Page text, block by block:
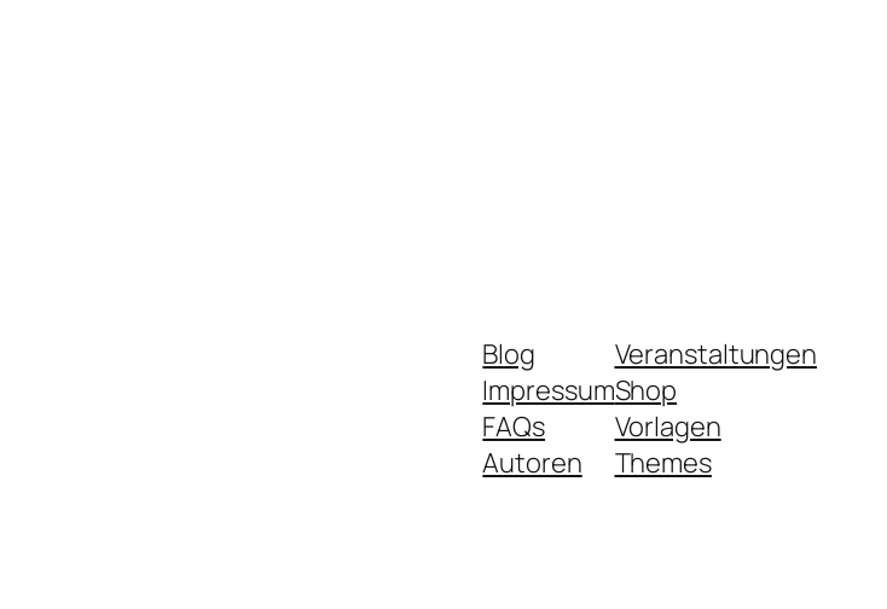
Blog
Impressum
FAQs
Autoren
Veranstaltungen
Shop
Vorlagen
Themes